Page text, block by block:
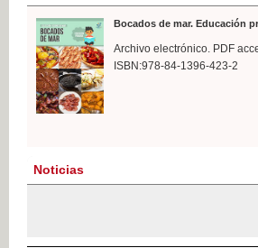
Bocados de mar. Educación
Archivo electrónico. PDF
ISBN:978-84-1396-423-2
Noticias